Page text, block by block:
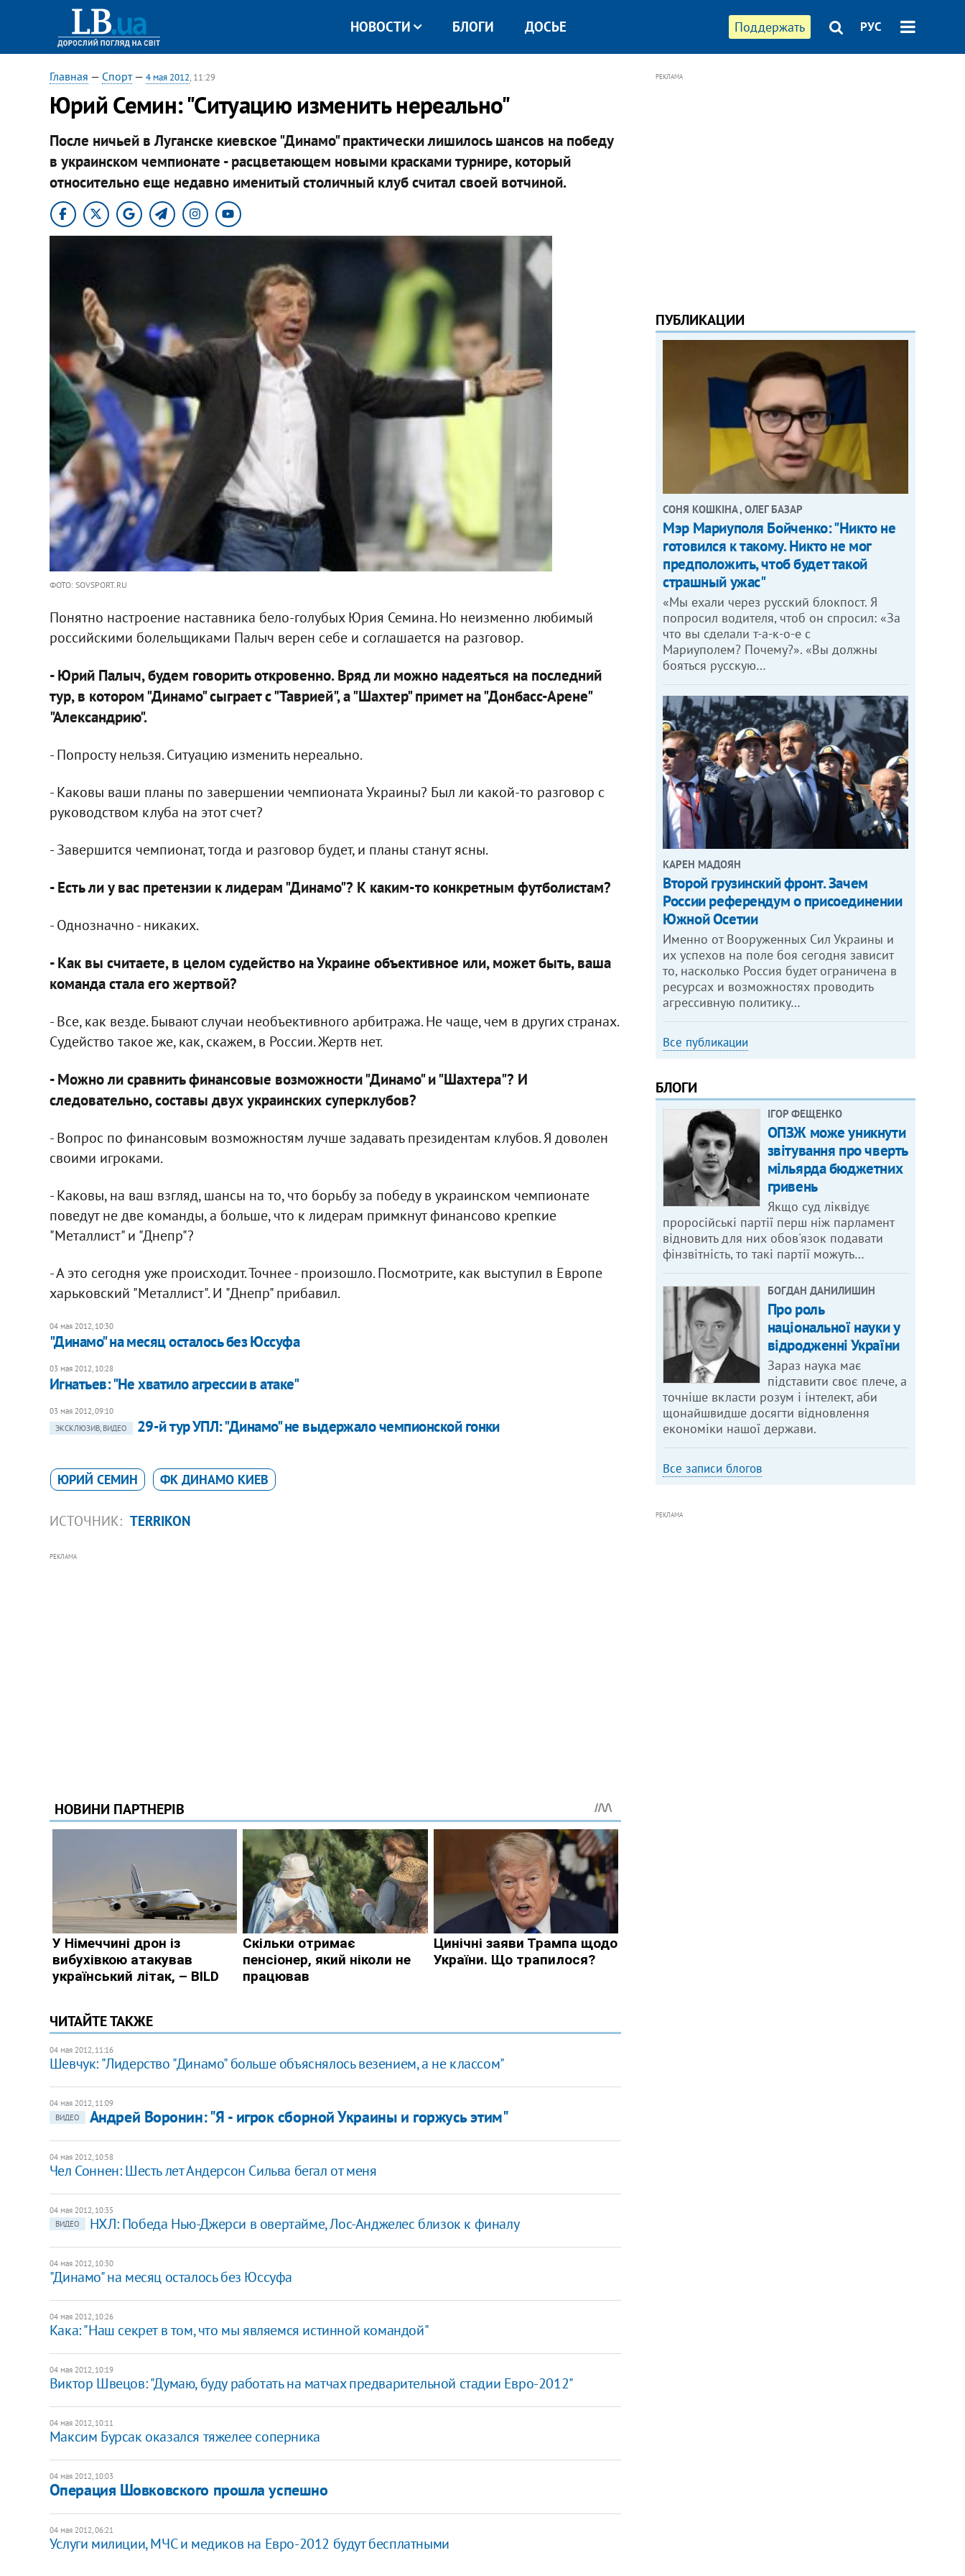
Поддержать РУС
НОВОСТИ БЛОГИ ДОСЬЕ
Главная — Спорт— 4 мая 2012, 11:29
Юрий Семин: "Ситуацию изменить нереально"
После ничьей в Луганске киевское "Динамо" практически лишилось шансов на победу
в украинском чемпионате - расцветающем новыми красками турнире, который
относительно еще недавно именитый столичный клуб считал своей вотчиной.
ФОТО: SOVSPORT.RU
Понятно настроение наставника бело-голубых Юрия Семина. Но неизменно любимый
российскими болельщиками Палыч верен себе и соглашается на разговор.
- Юрий Палыч, будем говорить откровенно. Вряд ли можно надеяться на последний
тур, в котором "Динамо" сыграет с "Таврией", а "Шахтер" примет на "Донбасс-Арене"
"Александрию".
- Попросту нельзя. Ситуацию изменить нереально.
- Каковы ваши планы по завершении чемпионата Украины? Был ли какой-то разговор с
руководством клуба на этот счет?
- Завершится чемпионат, тогда и разговор будет, и планы станут ясны.
- Есть ли у вас претензии к лидерам "Динамо"? К каким-то конкретным футболистам?
- Однозначно - никаких.
- Как вы считаете, в целом судейство на Украине объективное или, может быть, ваша
команда стала его жертвой?
- Все, как везде. Бывают случаи необъективного арбитража. Не чаще, чем в других странах.
Судейство такое же, как, скажем, в России. Жертв нет.
- Можно ли сравнить финансовые возможности "Динамо" и "Шахтера"? И
следовательно, составы двух украинских суперклубов?
- Вопрос по финансовым возможностям лучше задавать президентам клубов. Я доволен
своими игроками.
- Каковы, на ваш взгляд, шансы на то, что борьбу за победу в украинском чемпионате
поведут не две команды, а больше, что к лидерам примкнут финансово крепкие
"Металлист" и "Днепр"?
- А это сегодня уже происходит. Точнее - произошло. Посмотрите, как выступил в Европе
харьковский "Металлист". И "Днепр" прибавил.
04 мая 2012, 10:30
"Динамо" на месяц осталось без Юссуфа
03 мая 2012, 10:28
​​Игнатьев: "Не хватило агрессии в атаке"
03 мая 2012, 09:10
ЭКСКЛЮЗИВ, ВИДЕО
29-й тур УПЛ: "Динамо" не выдержало чемпионской гонки
ЮРИЙ СЕМИН ФК ДИНАМО КИЕВ
ИСТОЧНИК: TERRIKON
РЕКЛАМА
ЧИТАЙТЕ ТАКЖЕ
04 мая 2012, 11:16
Шевчук: "Лидерство "Динамо" больше объяснялось везением, а не классом"
04 мая 2012, 11:09
ВИДЕО
Андрей Воронин: "Я - игрок сборной Украины и горжусь этим"
04 мая 2012, 10:58
Чел Соннен: Шесть лет Андерсон Сильва бегал от меня
04 мая 2012, 10:35
ВИДЕО
​​НХЛ: Победа Нью-Джерси в овертайме, Лос-Анджелес близок к финалу
04 мая 2012, 10:30
"Динамо" на месяц осталось без Юссуфа
04 мая 2012, 10:26
Кака: "Наш секрет в том, что мы являемся истинной командой"
04 мая 2012, 10:19
Виктор Швецов: "Думаю, буду работать на матчах предварительной стадии Евро-2012"
04 мая 2012, 10:11
Максим Бурсак оказался тяжелее соперника
04 мая 2012, 10:03
Операция Шовковского прошла успешно
04 мая 2012, 06:21
Услуги милиции, МЧС и медиков на Евро-2012 будут бесплатными
РЕКЛАМА
ПУБЛИКАЦИИ
СОНЯ КОШКІНА , ОЛЕГ БАЗАР
Мэр Мариуполя Бойченко: "Никто не
готовился к такому. Никто не мог
предположить, чтоб будет такой
страшный ужас"
«Мы ехали через русский блокпост. Я
попросил водителя, чтоб он спросил: «За
что вы сделали т-а-к-о-е с
Мариуполем? Почему?». «Вы должны
бояться русскую…
КАРЕН МАДОЯН
Второй грузинский фронт. Зачем
России референдум о присоединении
Южной Осетии
Именно от Вооруженных Сил Украины и
их успехов на поле боя сегодня зависит
то, насколько Россия будет ограничена в
ресурсах и возможностях проводить
агрессивную политику…
Все публикации
БЛОГИ
ІГОР ФЕЩЕНКО
ОПЗЖ може уникнути
звітування про чверть
мільярда бюджетних
гривень
Якщо суд ліквідує
проросійські партії перш ніж парламент
відновить для них обов'язок подавати
фінзвітність, то такі партії можуть…
БОГДАН ДАНИЛИШИН
Про роль
національної науки у
відродженні України
Зараз наука має
підставити своє плече, а
точніше вкласти розум і інтелект, аби
щонайшвидше досягти відновлення
економіки нашої держави.
Все записи блогов
РЕКЛАМА